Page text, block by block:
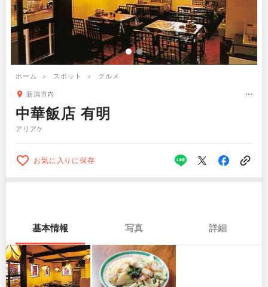
ホーム スポット グルメ
新潟市内
中華飯店 有明
アリアケ
お気に入りに保存
基本情報 写真 詳細